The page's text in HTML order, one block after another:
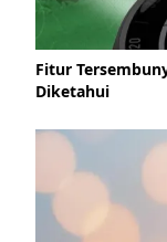
Fitur
Diketahui